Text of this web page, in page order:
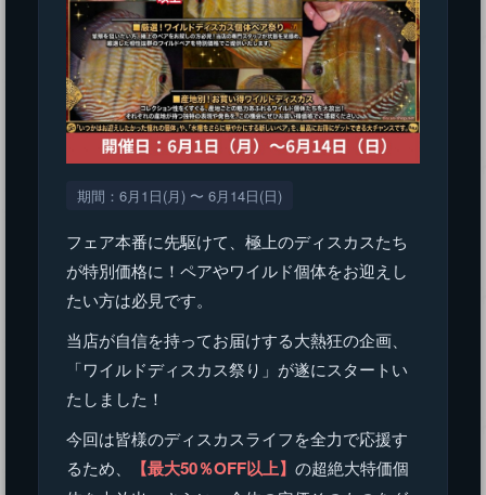
期間：6月1日(月) 〜 6月14日(日)
フェア本番に先駆けて、極上のディスカスたち
が特別価格に！ペアやワイルド個体をお迎えし
たい方は必見です。
当店が自信を持ってお届けする大熱狂の企画、
「ワイルドディスカス祭り」が遂にスタートい
たしました！
今回は皆様のディスカスライフを全力で応援す
るため、
【最大50％OFF以上】 の超絶大特価個